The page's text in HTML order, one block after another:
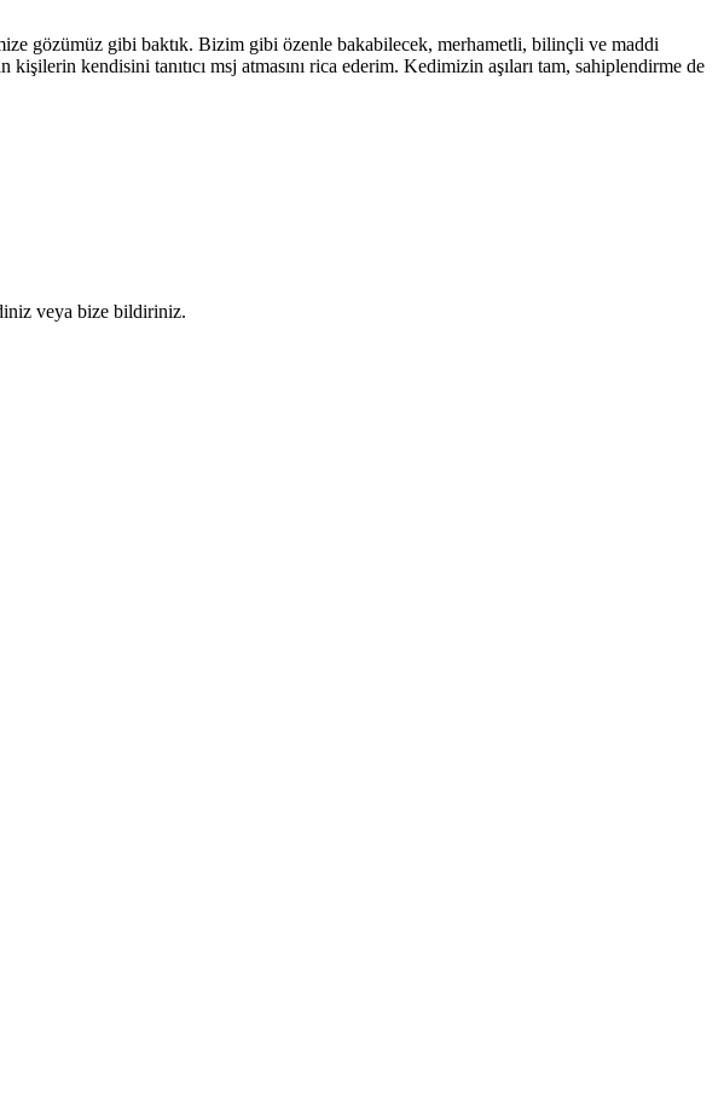
gözümüz gibi baktık. Bizim gibi özenle bakabilecek, merhametli, bilinçli ve maddi
kendisini tanıtıcı msj atmasını rica ederim. Kedimizin aşıları tam, sahiplendirme de
veya bize bildiriniz.